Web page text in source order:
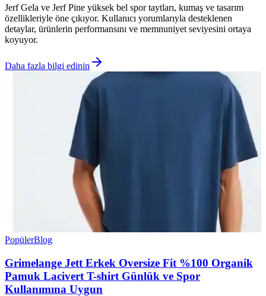
Jerf Gela ve Jerf Pine yüksek bel spor taytları, kumaş ve tasarım
özellikleriyle öne çıkıyor. Kullanıcı yorumlarıyla desteklenen
detaylar, ürünlerin performansını ve memnuniyet seviyesini ortaya
koyuyor.
Daha fazla bilgi edinin
PopülerBlog
Grimelange Jett Erkek Oversize Fit %100 Organik
Pamuk Lacivert T-shirt Günlük ve Spor
Kullanımına Uygun